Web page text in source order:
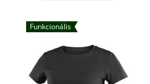
Funkcionális